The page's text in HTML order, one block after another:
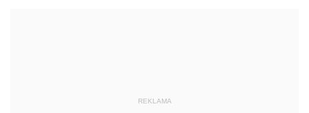
REKLAMA